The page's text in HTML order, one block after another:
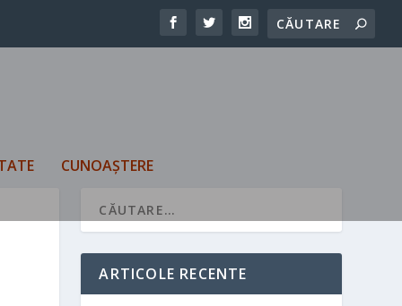
CUNOAȘTERE
ARTICOLE RECENTE